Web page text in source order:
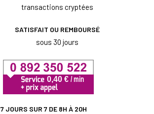
transactions cryptées
SATISFAIT OU REMBOURSÉ
sous 30 jours
7 JOURS SUR 7 DE 8H À 20H